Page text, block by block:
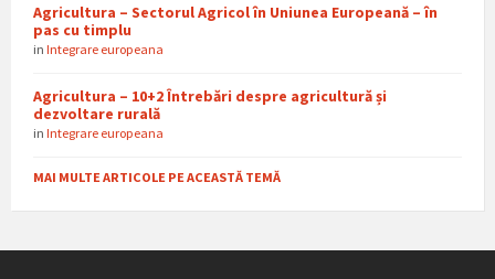
Agricultura – Sectorul Agricol în Uniunea Europeană – în
pas cu timplu
in Integrare europeana
Agricultura – 10+2 Întrebări despre agricultură și
dezvoltare rurală
in Integrare europeana
MAI MULTE ARTICOLE PE ACEASTĂ TEMĂ